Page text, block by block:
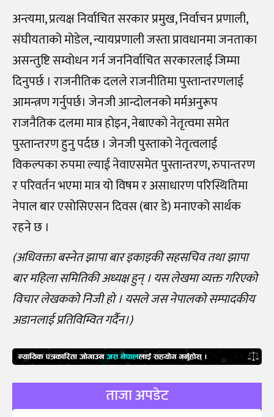
अन्त्यमा, प्रत्यक्ष निर्वाचित सरकार प्रमुख, निर्वाचन प्रणाली,
संघीयताको मोडेल, न्यायप्रणाली जस्ता प्रावधानमा जनताका
असन्तुष्टि सम्वोधन गर्न जननिर्वाचित सरकारलाई जिम्मा
दिनुपर्छ । राजनीतिक दलले राजनीतिमा पुस्तान्तरणलाई
आमन्त्रण गर्नुपर्छ। जेनजी आन्दोलनको मर्मअनुरूप
राजनैतिक दलमा मात्र होइन, नेबाएको नेतृत्वमा समेत
पुस्तान्तरण हुनु पर्दछ । जेनजी पुस्ताको नेतृत्वलाई
विकल्पका रुपमा ल्याई नेवाएसमेत पुस्तान्तरण, रुपान्तरण
र परिवर्तन भएमा मात्र यो विषम र असाधारण परिस्थितिमा
नेपाल बार एसोसिएसन दिवस (बार डे) मनाएको सार्थक
रहने छ ।
(अधिवक्ता बस्नेत झापा बार इकाइकी सहसचिव तथा झापा
बार महिला समितिकी अध्यक्ष हुन् । यस लेखमा व्यक्त गरिएको
विचार लेखकको निजी हो । यसले जस नेपालको सम्पादकीय
अडानलाई प्रतिविम्वित गर्दैन।)
ताजा अपडेट